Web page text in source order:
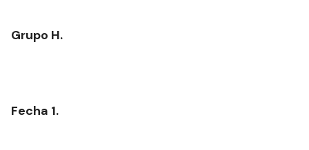
Grupo H.
Fecha 1.